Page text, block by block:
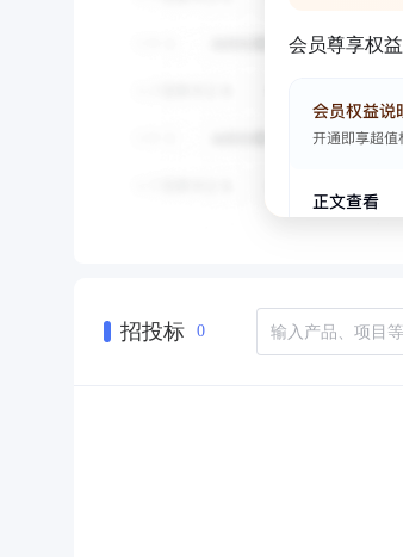
会员尊享权益
招投标 0